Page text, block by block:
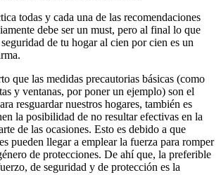
todas y cada una de las recomendaciones
debe ser un must, pero al final lo que
de tu hogar al cien por cien es un
que las medidas precautorias básicas (como
y ventanas, por poner un ejemplo) son el
resguardar nuestros hogares, también es
la posibilidad de no resultar efectivas en la
de las ocasiones. Esto es debido a que
pueden llegar a emplear la fuerza para romper
de protecciones. De ahí que, la preferible
de seguridad y de protección es la